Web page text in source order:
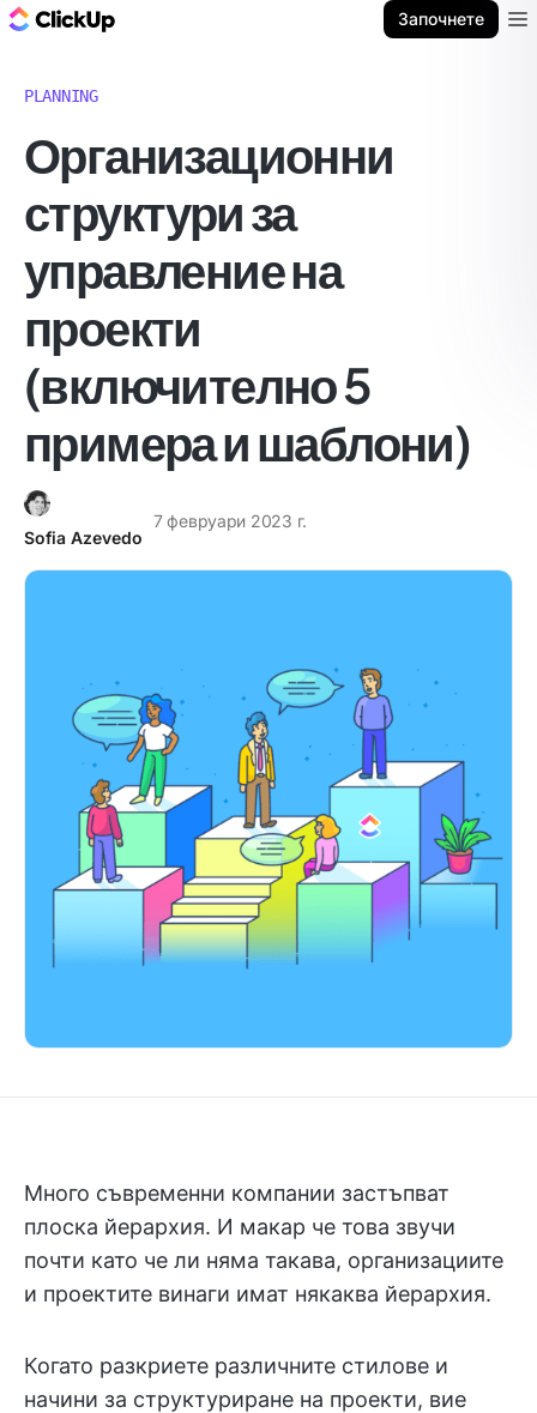
Започнете
PLANNING
Организационни
структури за
управление на
проекти
(включително 5
примера и шаблони)
Sofia Azevedo
7 февруари 2023 г.
Много съвременни компании застъпват
плоска йерархия. И макар че това звучи
почти като че ли няма такава, организациите
и проектите винаги имат някаква йерархия.
Когато разкриете различните стилове и
начини за структуриране на проекти, вие